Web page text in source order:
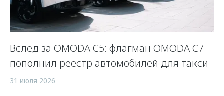
Вслед за OMODA C5: флагман OMODA C7
пополнил реестр автомобилей для такси
31 июля 2026